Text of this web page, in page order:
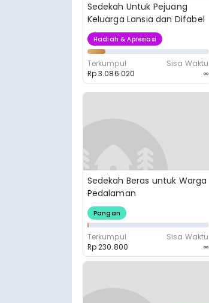
Sedekah Untuk Pejuang
Keluarga Lansia dan Difabel
Hadiah & Apresiasi
Terkumpul
Rp 3.086.020
Sisa Waktu
∞
Sedekah Beras untuk Warga
Pedalaman
Pangan
Terkumpul
Rp 230.800
Sisa Waktu
∞